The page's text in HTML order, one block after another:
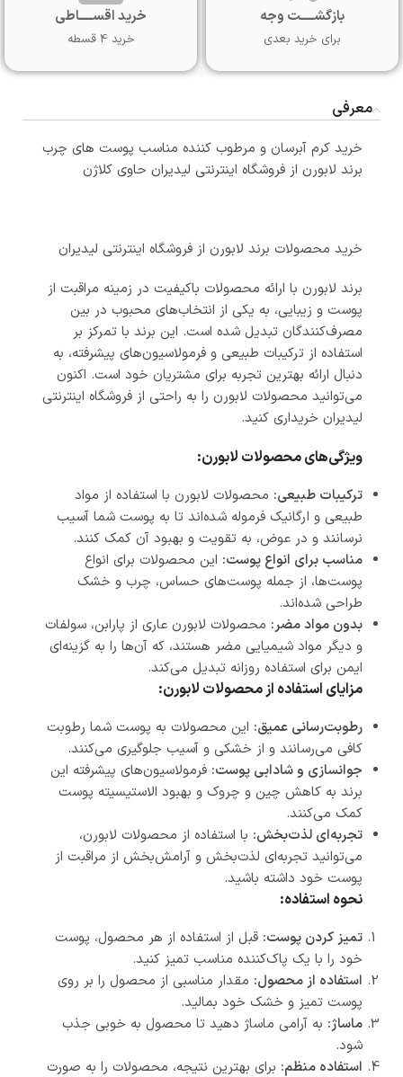
بازگشـــــت وجه
برای خرید بعدی
خرید اقســـــاطی
خرید 4 قسطه
معرفی
خرید کرم آبرسان و مرطوب کننده مناسب پوست های چرب
برند لابورن از فروشگاه اینترنتی لیدیران حاوی کلاژن
خرید محصولات برند لابورن از فروشگاه اینترنتی لیدیران
برند لابورن با ارائه محصولات باکیفیت در زمینه مراقبت از
پوست و زیبایی، به یکی از انتخاب‌های محبوب در بین
مصرف‌کنندگان تبدیل شده است. این برند با تمرکز بر
استفاده از ترکیبات طبیعی و فرمولاسیون‌های پیشرفته، به
دنبال ارائه بهترین تجربه برای مشتریان خود است. اکنون
می‌توانید محصولات لابورن را به راحتی از فروشگاه اینترنتی
لیدیران خریداری کنید.
ویژگی‌های محصولات لابورن:
ترکیبات طبیعی: محصولات لابورن با استفاده از مواد
طبیعی و ارگانیک فرموله شده‌اند تا به پوست شما آسیب
نرسانند و در عوض، به تقویت و بهبود آن کمک کنند.
مناسب برای انواع پوست: این محصولات برای انواع
پوست‌ها، از جمله پوست‌های حساس، چرب و خشک
طراحی شده‌اند.
بدون مواد مضر: محصولات لابورن عاری از پارابن، سولفات
و دیگر مواد شیمیایی مضر هستند، که آن‌ها را به گزینه‌ای
ایمن برای استفاده روزانه تبدیل می‌کند.
مزایای استفاده از محصولات لابورن:
رطوبت‌رسانی عمیق: این محصولات به پوست شما رطوبت
کافی می‌رسانند و از خشکی و آسیب جلوگیری می‌کنند.
جوانسازی و شادابی پوست: فرمولاسیون‌های پیشرفته این
برند به کاهش چین و چروک و بهبود الاستیسیته پوست
کمک می‌کنند.
تجربه‌ای لذت‌بخش: با استفاده از محصولات لابورن،
می‌توانید تجربه‌ای لذت‌بخش و آرامش‌بخش از مراقبت از
پوست خود داشته باشید.
نحوه استفاده:
تمیز کردن پوست: قبل از استفاده از هر محصول، پوست
خود را با یک پاک‌کننده مناسب تمیز کنید.
استفاده از محصول: مقدار مناسبی از محصول را بر روی
پوست تمیز و خشک خود بمالید.
ماساژ: به آرامی ماساژ دهید تا محصول به خوبی جذب
شود.
استفاده منظم: برای بهترین نتیجه، محصولات را به صورت